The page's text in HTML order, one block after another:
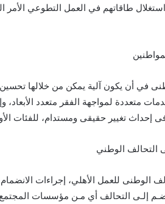
طاقاتهم في العمل التطوعي
في أن يكون آلية يمكن من خلالها تحسين
متعددة لمواجهة الفقر متعدد
إحداث تغيير حقيقى ومستدام، للفئات
التحالف الوطني
الوطنى للعمل الأهلي، إجراءات
إلـى التحالف أي مـن مؤسسات المجتمع